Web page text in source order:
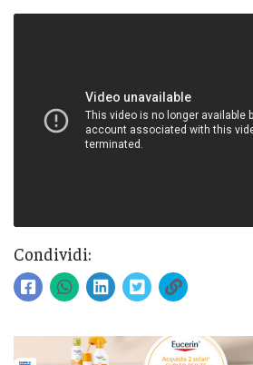
Condividi: